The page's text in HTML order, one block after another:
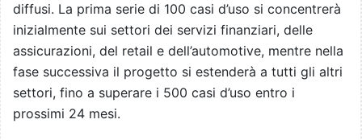
diffusi. La prima serie di 100 casi d’uso si concentrerà
inizialmente sui settori dei servizi finanziari, delle
assicurazioni, del retail e dell’automotive, mentre nella
fase successiva il progetto si estenderà a tutti gli altri
settori, fino a superare i 500 casi d’uso entro i
prossimi 24 mesi.